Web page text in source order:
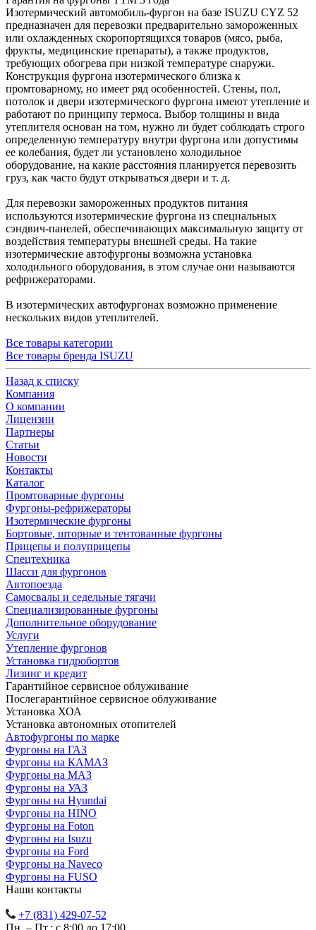
Изотермический автомобиль-фургон на базе ISUZU CYZ 52
предназначен для перевозки предварительно замороженных
или охлажденных скоропортящихся товаров (мясо, рыба,
фрукты, медицинские препараты), а также продуктов,
требующих обогрева при низкой температуре снаружи.
Конструкция фургона изотермического близка к
промтоварному, но имеет ряд особенностей. Стены, пол,
потолок и двери изотермического фургона имеют утепление и
работают по принципу термоса. Выбор толщины и вида
утеплителя основан на том, нужно ли будет соблюдать строго
определенную температуру внутри фургона или допустимы
ее колебания, будет ли установлено холодильное
оборудование, на какие расстояния планируется перевозить
груз, как часто будут открываться двери и т. д.
Для перевозки замороженных продуктов питания
используются изотермические фургона из специальных
сэндвич-панелей, обеспечивающих максимальную защиту от
воздействия температуры внешней среды. На такие
изотермические автофургоны возможна установка
холодильного оборудования, в этом случае они называются
рефрижераторами.
В изотермических автофургонах возможно применение
нескольких видов утеплителей.
Все товары категории
Все товары бренда ISUZU
Назад к списку
Компания
О компании
Лицензии
Партнеры
Статьи
Новости
Контакты
Каталог
Промтоварные фургоны
Фургоны-рефрижераторы
Изотермические фургоны
Бортовые, шторные и тентованные фургоны
Прицепы и полуприцепы
Спецтехника
Шасси для фургонов
Автопоезда
Самосвалы и седельные тягачи
Специализированные фургоны
Дополнительное оборудование
Услуги
Утепление фургонов
Установка гидробортов
Лизинг и кредит
Гарантийное сервисное облуживание
Послегарантийное сервисное облуживание
Установка ХОА
Установка автономных отопителей
Автофургоны по марке
Фургоны на ГАЗ
Фургоны на КАМАЗ
Фургоны на МАЗ
Фургоны на УАЗ
Фургоны на Hyundai
Фургоны на HINO
Фургоны на Foton
Фургоны на Isuzu
Фургоны на Ford
Фургоны на Naveco
Фургоны на FUSO
Наши контакты
+7 (831) 429-07-52
Пн. – Пт.: с 8:00 до 17:00